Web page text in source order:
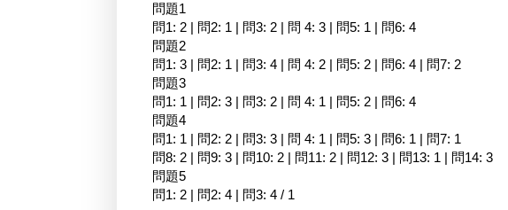
問題1
問1: 2 | 問2: 1 | 問3: 2 | 問 4: 3 | 問5: 1 | 問6: 4
問題2
問1: 3 | 問2: 1 | 問3: 4 | 問 4: 2 | 問5: 2 | 問6: 4 | 問7: 2
問題3
問1: 1 | 問2: 3 | 問3: 2 | 問 4: 1 | 問5: 2 | 問6: 4
問題4
問1: 1 | 問2: 2 | 問3: 3 | 問 4: 1 | 問5: 3 | 問6: 1 | 問7: 1
問8: 2 | 問9: 3 | 問10: 2 | 問11: 2 | 問12: 3 | 問13: 1 | 問14: 3
問題5
問1: 2 | 問2: 4 | 問3: 4 / 1